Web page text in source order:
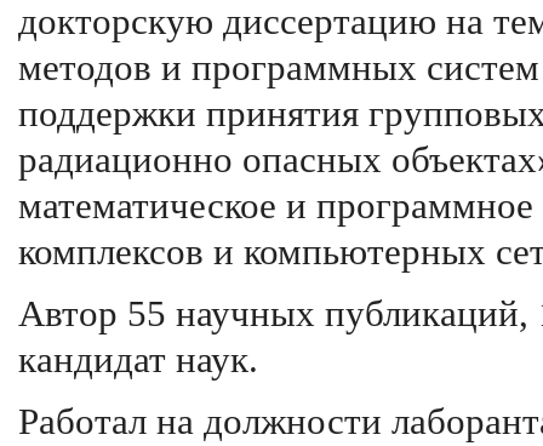
докторскую диссертацию на
методов и программных
поддержки принятия
радиационно опасных
математическое и
комплексов и компьютерных
Автор 55 научных
кандидат наук.
Работал на должности